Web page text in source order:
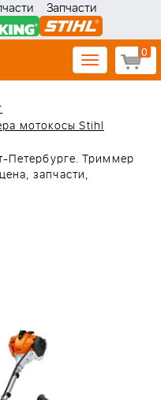
Запчасти
0
Toggle
navigation
мотокосы Stihl
Петербурге. Триммер
запчасти,